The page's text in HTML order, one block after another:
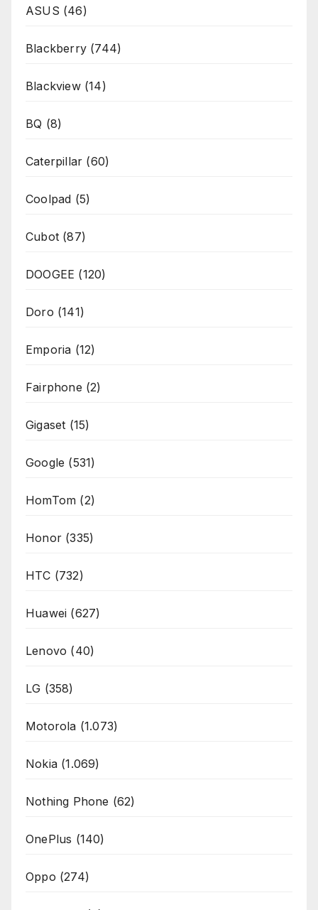
ASUS (46)
Blackberry (744)
Blackview(14)
BQ (8)
Caterpillar (60)
Coolpad (5)
Cubot (87)
DOOGEE (120)
Doro (141)
Emporia (12)
Fairphone (2)
Gigaset (15)
Google (531)
HomTom (2)
Honor (335)
HTC (732)
Huawei (627)
Lenovo (40)
LG (358)
Motorola (1.073)
Nokia (1.069)
Nothing Phone (62)
OnePlus (140)
Oppo (274)